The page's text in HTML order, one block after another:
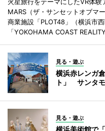
火星旅行をテーマにしたVR体
MARS（ザ・サンセットオブマ
商業施設「PLOT48」（横浜市
「YOKOHAMA COAST
見る・遊ぶ
横浜赤レンガ
ト」 サンタ
見る・遊ぶ